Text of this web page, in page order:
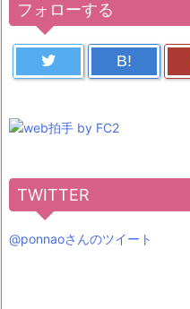
フォローする
B!
TWITTER
@ponnaoさんのツイート